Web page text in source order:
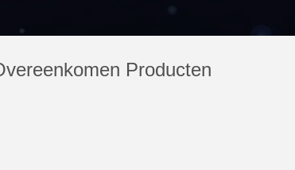
Producten